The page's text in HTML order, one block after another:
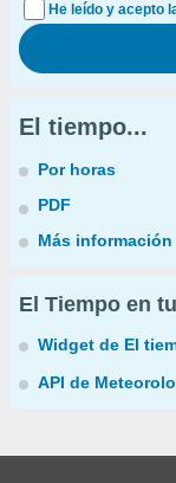
He leído y acepto
El tiempo...
Por horas
PDF
Más información
El Tiempo en
Widget de El
API de